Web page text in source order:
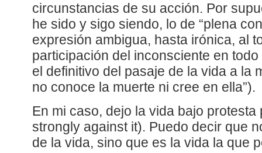
circunstancias de su acción. Por
he sido y sigo siendo, lo de “plena
expresión ambigua, hasta irónica, al
participación del inconsciente en
el definitivo del pasaje de la vida a la
no conoce la muerte ni cree en ella”).
En mi caso, dejo la vida bajo protesta
strongly against it). Puedo decir que
de la vida, sino que es la vida la que